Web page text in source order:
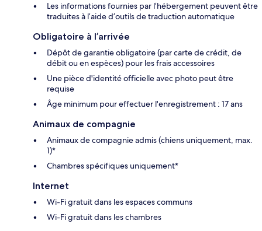
Les informations fournies par l’hébergement peuvent être
traduites à l’aide d’outils de traduction automatique
Obligatoire à l’arrivée
Dépôt de garantie obligatoire (par carte de crédit, de
débit ou en espèces) pour les frais accessoires
Une pièce d'identité officielle avec photo peut être
requise
Âge minimum pour effectuer l'enregistrement : 17 ans
Animaux de compagnie
Animaux de compagnie admis (chiens uniquement, max.
1)*
Chambres spécifiques uniquement*
Internet
Wi-Fi gratuit dans les espaces communs
Wi-Fi gratuit dans les chambres